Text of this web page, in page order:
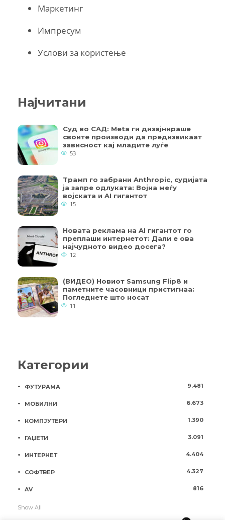
Маркетинг
Импресум
Услови за користење
Најчитани
Суд во САД: Meta ги дизајнираше
своите производи да предизвикаат
зависност кај младите луѓе
53
Трамп го забрани Anthropic, судијата
ја запре одлуката: Војна меѓу
војската и AI гигантот
15
Новата реклама на AI гигантот го
преплаши интернетот: Дали е ова
најчудното видео досега?
12
(ВИДЕО) Новиот Samsung Flip8 и
паметните часовници пристигнаа:
Погледнете што носат
11
Категории
ФУТУРАМА 9.481
МОБИЛНИ 6.673
КОМПЈУТЕРИ 1.390
ГАЏЕТИ 3.091
ИНТЕРНЕТ 4.404
СОФТВЕР 4.327
AV 816
Show All